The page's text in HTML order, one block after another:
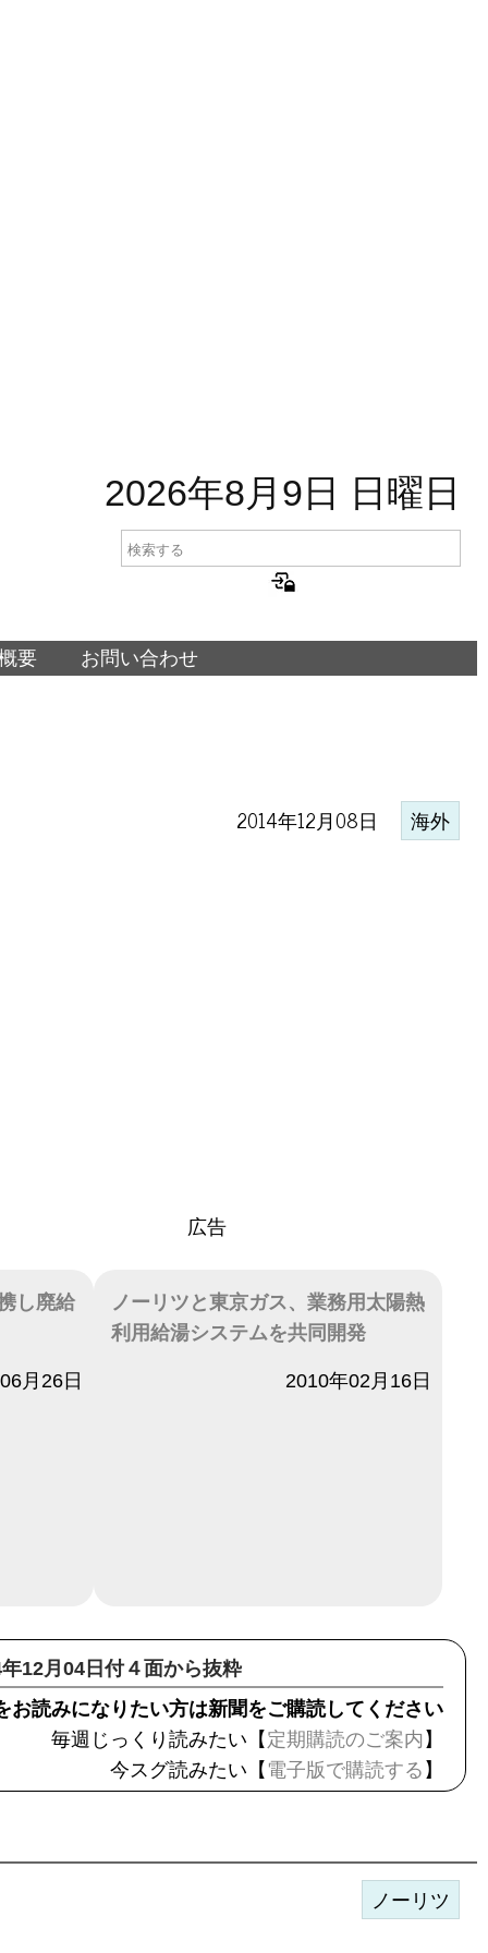
2026年8月9日 日曜日
要 お問い合わせ
2014年12月08日 海外
広告
し廃給
月26日
ノーリツと東京ガス、業務用太陽熱
利用給湯システムを共同開発
2010年02月16日
12月04日付４面から抜粋
お読みになりたい方は新聞をご購読してください
毎週じっくり読みたい【 定期購読のご案内 】
今スグ読みたい【 電子版で購読する 】
ノーリツ